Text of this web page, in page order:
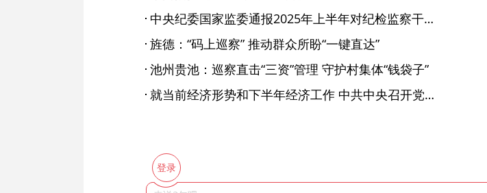
中央纪委国家监委通报2025年上半年对纪检监察干部监督检查审查调查情况
旌德：“码上巡察” 推动群众所盼“一键直达”
池州贵池：巡察直击“三资”管理 守护村集体“钱袋子”
就当前经济形势和下半年经济工作 中共中央召开党外人士座谈会 习近平主持并发表重要讲话
登录